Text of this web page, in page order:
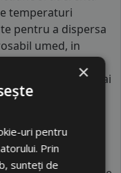
temperaturi
pentru a dispersa
umed, in
zapada sau noroi.
impiedica cat mai
stratul de gheata
iarnaSAILUN este
poate rula pe
×
uri pentru
Prin
sunteți de